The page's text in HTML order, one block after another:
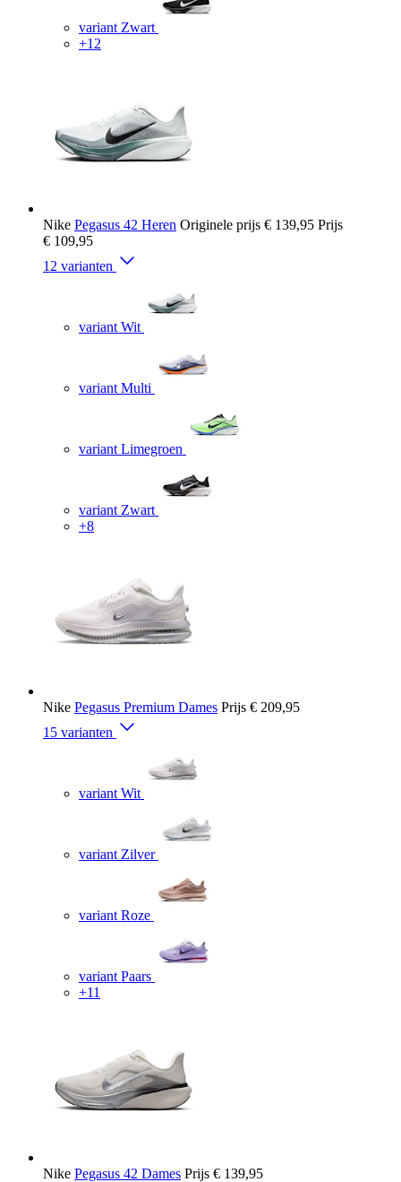
variant Zwart
+12
Nike Pegasus 42 Heren Originele prijs € 139,95 Prijs
€ 109,95
12 varianten
variant Wit
variant Multi
variant Limegroen
variant Zwart
+8
Nike Pegasus Premium Dames Prijs € 209,95
15 varianten
variant Wit
variant Zilver
variant Roze
variant Paars
+11
Nike Pegasus 42 Dames Prijs € 139,95